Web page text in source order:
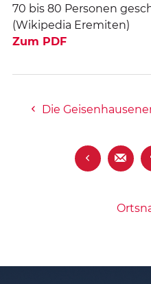
70 bis 80 Personen
(Wikipedia Eremiten)
Zum PDF
Die
 